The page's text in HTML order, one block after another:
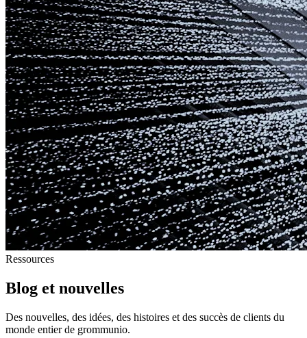
Ressources
Blog et nouvelles
Des nouvelles, des idées, des histoires et des succès de clients du
monde entier de grommunio.